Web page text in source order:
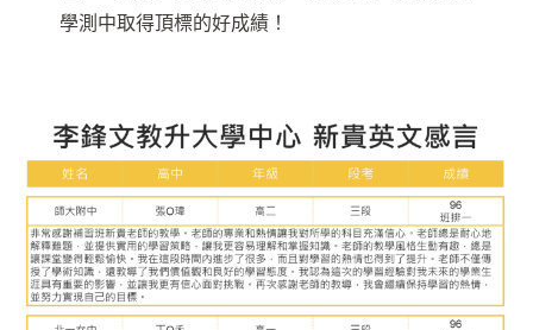
學測中取得頂標的好成績！